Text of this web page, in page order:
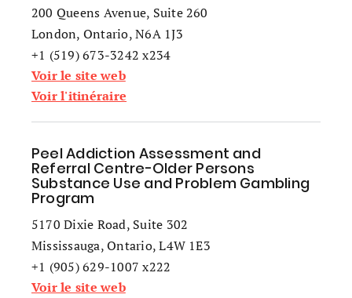
200 Queens Avenue, Suite 260
London, Ontario, N6A 1J3
+1 (519) 673-3242 x234
Voir le site web
Voir l'itinéraire
Peel Addiction Assessment and
Referral Centre-Older Persons
Substance Use and Problem Gambling
Program
5170 Dixie Road, Suite 302
Mississauga, Ontario, L4W 1E3
+1 (905) 629-1007 x222
Voir le site web